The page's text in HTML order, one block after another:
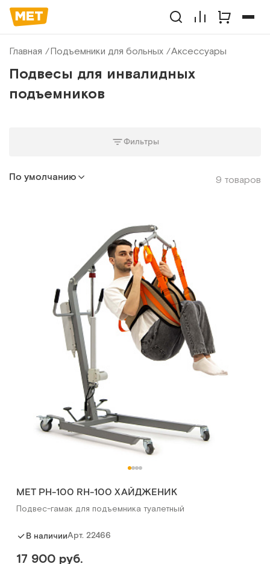
Главная Подъемники для больных Аксессуары
Подвесы для инвалидных
подъемников
Фильтры
По умолчанию 9 товаров
МЕТ РН-100 RH-100 ХАЙДЖЕНИК
Подвес-гамак для подъемника туалетный
В наличииАрт. 22466
17 900 руб.